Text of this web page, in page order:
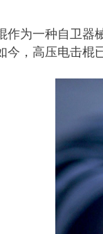
作为一种自卫器
今，高压电击棍